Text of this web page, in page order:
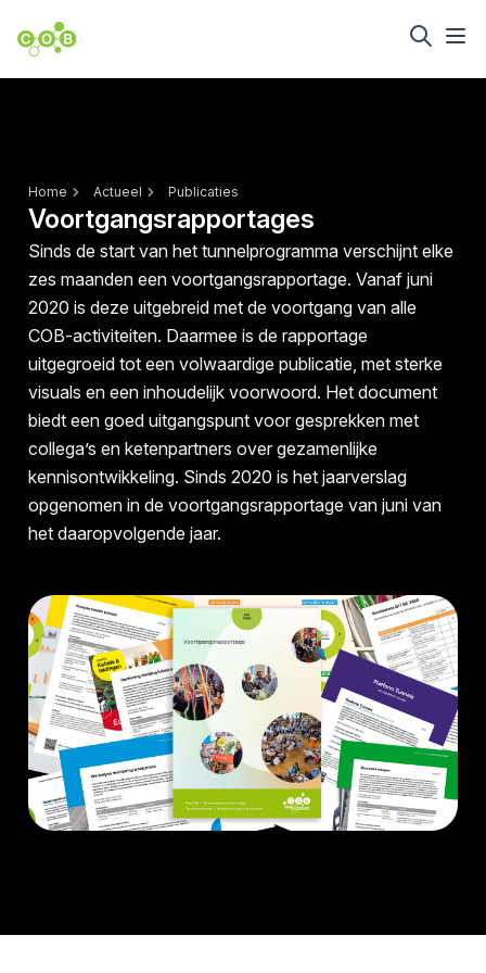
Home Actueel Publicaties
Voortgangsrapportages
Sinds de start van het tunnelprogramma verschijnt elke
zes maanden een voortgangsrapportage. Vanaf juni
2020 is deze uitgebreid met de voortgang van alle
COB-activiteiten. Daarmee is de rapportage
uitgegroeid tot een volwaardige publicatie, met sterke
visuals en een inhoudelijk voorwoord. Het document
biedt een goed uitgangspunt voor gesprekken met
collega’s en ketenpartners over gezamenlijke
kennisontwikkeling. Sinds 2020 is het jaarverslag
opgenomen in de voortgangsrapportage van juni van
het daaropvolgende jaar.